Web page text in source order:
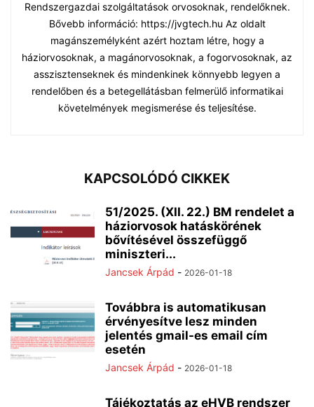
Rendszergazdai szolgáltatások orvosoknak, rendelőknek.
Bővebb információ: https://jvgtech.hu Az oldalt
magánszemélyként azért hoztam létre, hogy a
háziorvosoknak, a magánorvosoknak, a fogorvosoknak, az
asszisztenseknek és mindenkinek könnyebb legyen a
rendelőben és a betegellátásban felmerülő informatikai
követelmények megismerése és teljesítése.
KAPCSOLÓDÓ CIKKEK
51/2025. (XII. 22.) BM rendelet a
háziorvosok hatáskörének
bővítésével összefüggő
miniszteri...
Jancsek Árpád - 2026-01-18
Továbbra is automatikusan
érvényesítve lesz minden
jelentés gmail-es email cím
esetén
Jancsek Árpád - 2026-01-18
Tájékoztatás az eHVB rendszer